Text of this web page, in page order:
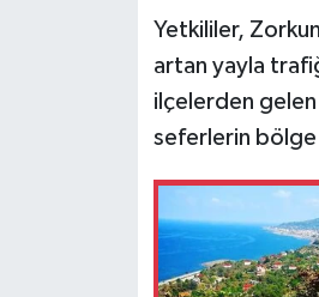
Yetkililer,
artan yayla
ilçelerden gelen
seferlerin bölge